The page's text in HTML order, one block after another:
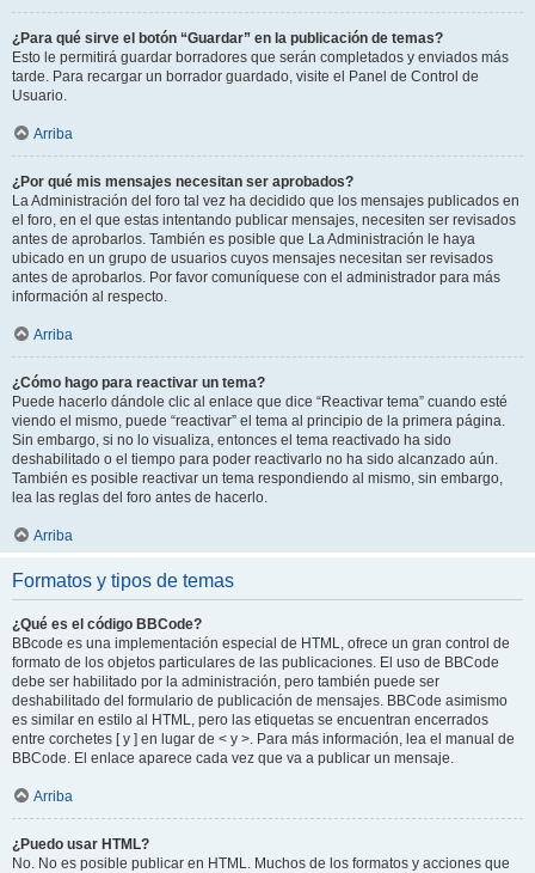
¿Para qué sirve el botón “Guardar” en la publicación de temas?
Esto le permitirá guardar borradores que serán completados y enviados más
tarde. Para recargar un borrador guardado, visite el Panel de Control de
Usuario.
Arriba
¿Por qué mis mensajes necesitan ser aprobados?
La Administración del foro tal vez ha decidido que los mensajes publicados en
el foro, en el que estas intentando publicar mensajes, necesiten ser revisados
antes de aprobarlos. También es posible que La Administración le haya
ubicado en un grupo de usuarios cuyos mensajes necesitan ser revisados
antes de aprobarlos. Por favor comuníquese con el administrador para más
información al respecto.
Arriba
¿Cómo hago para reactivar un tema?
Puede hacerlo dándole clic al enlace que dice “Reactivar tema” cuando esté
viendo el mismo, puede “reactivar” el tema al principio de la primera página.
Sin embargo, si no lo visualiza, entonces el tema reactivado ha sido
deshabilitado o el tiempo para poder reactivarlo no ha sido alcanzado aún.
También es posible reactivar un tema respondiendo al mismo, sin embargo,
lea las reglas del foro antes de hacerlo.
Arriba
Formatos y tipos de temas
¿Qué es el código BBCode?
BBcode es una implementación especial de HTML, ofrece un gran control de
formato de los objetos particulares de las publicaciones. El uso de BBCode
debe ser habilitado por la administración, pero también puede ser
deshabilitado del formulario de publicación de mensajes. BBCode asimismo
es similar en estilo al HTML, pero las etiquetas se encuentran encerrados
entre corchetes [ y ] en lugar de < y >. Para más información, lea el manual de
BBCode. El enlace aparece cada vez que va a publicar un mensaje.
Arriba
¿Puedo usar HTML?
No. No es posible publicar en HTML. Muchos de los formatos y acciones que